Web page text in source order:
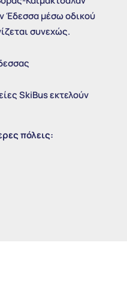
Έδεσσα μέσω οδικού
συνεχώς.
SkiBus εκτελούν
πόλεις: